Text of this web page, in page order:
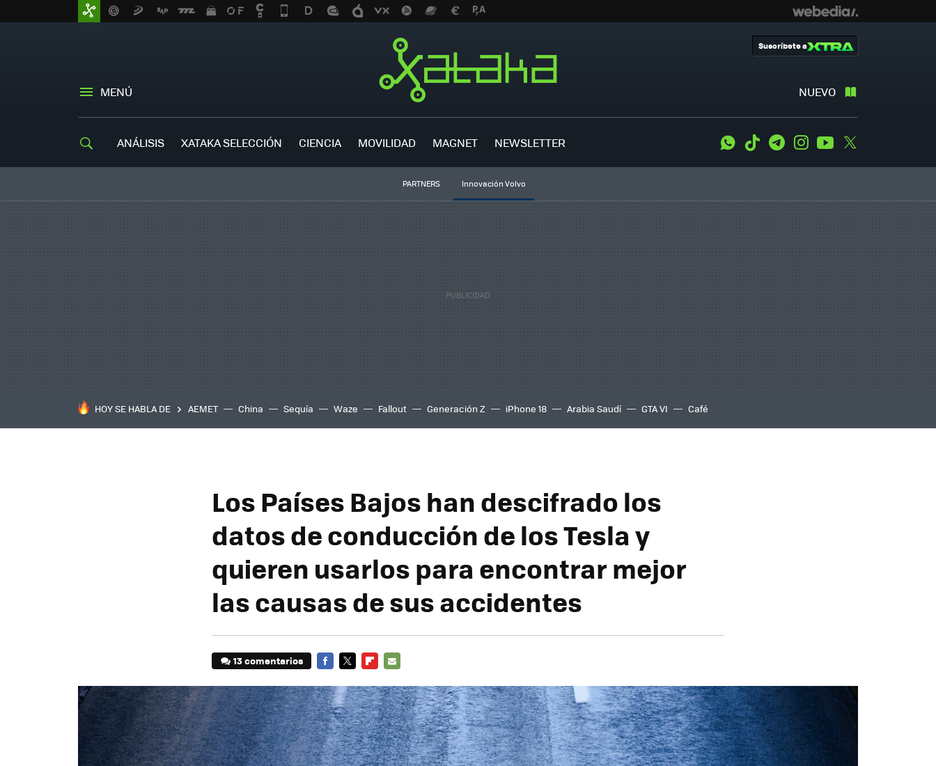
MENÚ NUEVO
Suscríbete a
ANÁLISIS XATAKA SELECCIÓN CIENCIA MOVILIDAD MAGNET NEWSLETTER WhatsApp
Tiktok TelegramInstagramYoutube
PARTNERS Innovación Volvo
HOY SE HABLA DE AEMET China Sequía Waze Fallout Generación Z iPhone 18 Arabia Saudí GTA VI Café
Los Países Bajos han descifrado los
datos de conducción de los Tesla y
quieren usarlos para encontrar mejor
las causas de sus accidentes
13 comentarios
MAIL